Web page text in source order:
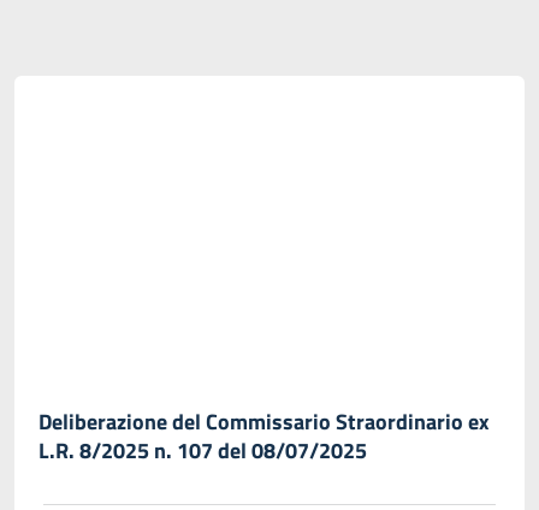
Deliberazione del Commissario Straordinario ex
L.R. 8/2025 n. 107 del 08/07/2025